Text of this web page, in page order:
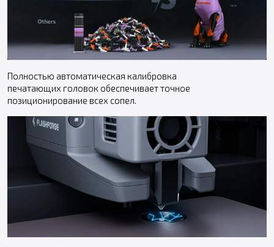
Полностью автоматическая калибровка
печатающих головок обеспечивает точное
позиционирование всех сопел.